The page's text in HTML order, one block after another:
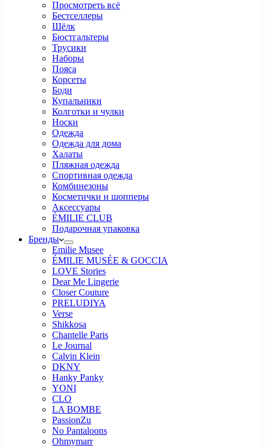
Просмотреть всё
Бестселлеры
Шёлк
Бюстгальтеры
Трусики
Наборы
Пояса
Корсеты
Боди
Купальники
Колготки и чулки
Носки
Одежда
Одежда для дома
Халаты
Пляжная одежда
Спортивная одежда
Комбинезоны
Косметички и шопперы
Аксессуары
ÉMILIE CLUB
Подарочная упаковка
Бренды
Emilie Musee
ÉMILIE MUSÉE & GOCCIA
LOVE Stories
Dear Me Lingerie
Closer Couture
PRELUDIYA
Verse
Shikkosa
Chantelle Paris
Le Journal
Calvin Klein
DKNY
Hanky Panky
YONI
CLO
LA BOMBE
PassionZu
No Pantaloons
Ohmymarr